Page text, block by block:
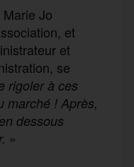
Jo
et
et
se
rigoler à ces
marché ! Après,
dessous
»